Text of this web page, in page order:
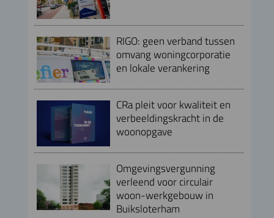
RIGO: geen verband tussen
omvang woningcorporatie
en lokale verankering
CRa pleit voor kwaliteit en
verbeeldingskracht in de
woonopgave
Omgevingsvergunning
verleend voor circulair
woon-werkgebouw in
Buiksloterham